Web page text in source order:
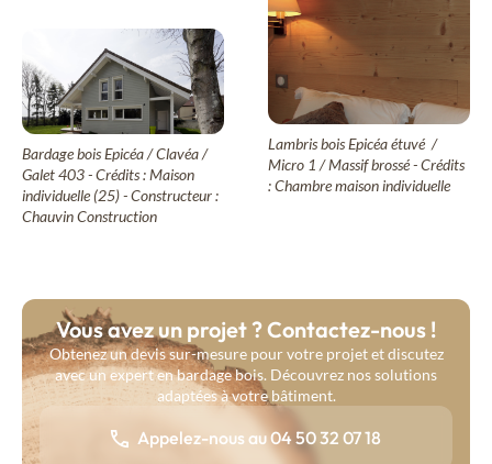
Bardage bois Epicéa / Clavéa /
Galet 403 - Crédits : Maison
individuelle (25) - Constructeur :
Chauvin Construction
Lambris bois Epicéa étuvé /
Micro 1 / Massif brossé - Crédits
: Chambre maison individuelle
Vous avez un projet ? Contactez-nous !
Obtenez un devis sur-mesure pour votre projet et discutez
avec un expert en bardage bois. Découvrez nos solutions
adaptées à votre bâtiment.
Appelez-nous au 04 50 32 07 18